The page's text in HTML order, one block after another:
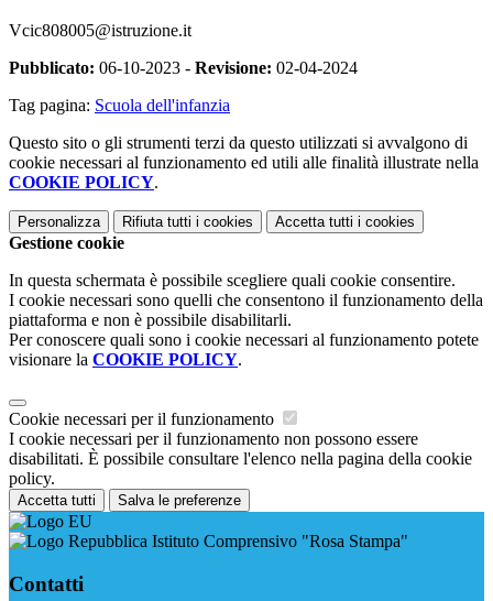
Vcic808005@istruzione.it
Pubblicato: 06-10-2023 - Revisione: 02-04-2024
Tag pagina: Scuola dell'infanzia
Questo sito o gli strumenti terzi da questo utilizzati si avvalgono di
cookie necessari al funzionamento ed utili alle finalità illustrate nella
COOKIE POLICY.
Personalizza Rifiuta tutti i cookies Accetta tutti i cookies
Gestione cookie
In questa schermata è possibile scegliere quali cookie consentire.
I cookie necessari sono quelli che consentono il funzionamento della
piattaforma e non è possibile disabilitarli.
Per conoscere quali sono i cookie necessari al funzionamento potete
visionare la COOKIE POLICY.
Cookie necessari per il funzionamento
I cookie necessari per il funzionamento non possono essere
disabilitati. È possibile consultare l'elenco nella pagina della cookie
policy.
Accetta tutti Salva le preferenze
Istituto Comprensivo "Rosa Stampa"
Contatti